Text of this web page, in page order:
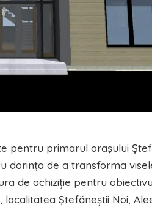
pentru primarul orașului
dorința de a transforma
de achiziție pentru
Ștefăneștii Noi,